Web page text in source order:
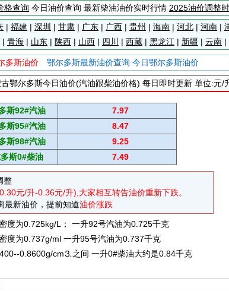
格查询 今日油价查询 最新柴油油价实时行情 2025油价调整
| 福建 | 深圳 | 甘肃 | 广东 | 广西 | 贵州 | 海南 | 河北 | 河南 |
| 青海 | 山东 | 陕西 | 山西 | 四川 | 西藏 | 黑龙江 | 新疆 | 云南 |
多斯油价 鄂尔多斯最新油价查询 今日鄂尔多斯油价
鄂尔多斯今日油价(汽油跟柴油价格) 每日即时更新 单位:元/
斯92#汽油
7.97
斯95#汽油
8.47
斯98#汽油
9.25
斯0#柴油
7.49
整
元/升-0.36元/升),大家相互转告油价重新下跌。
最新油价，提前知道油价涨跌
度为0.725kg/L； 一升92号汽油为0.725千克
度为0.737g/ml 一升95号汽油为0.737千克
0.8600g/cm⒊之间 一升0#柴油大约是0.84千克